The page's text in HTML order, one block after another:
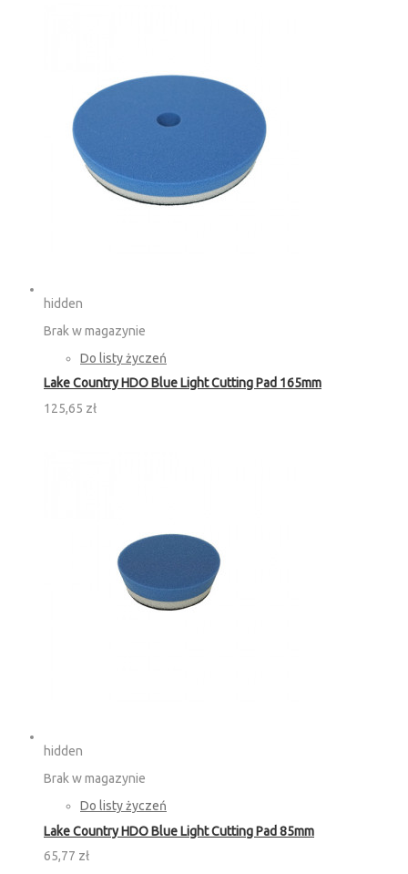
hidden
Brak w magazynie
Do listy życzeń
Lake Country HDO Blue Light Cutting Pad 165mm
125,65 zł
hidden
Brak w magazynie
Do listy życzeń
Lake Country HDO Blue Light Cutting Pad 85mm
65,77 zł